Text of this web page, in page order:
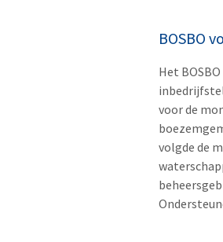
BOSBO
Het
voor de
volgde de